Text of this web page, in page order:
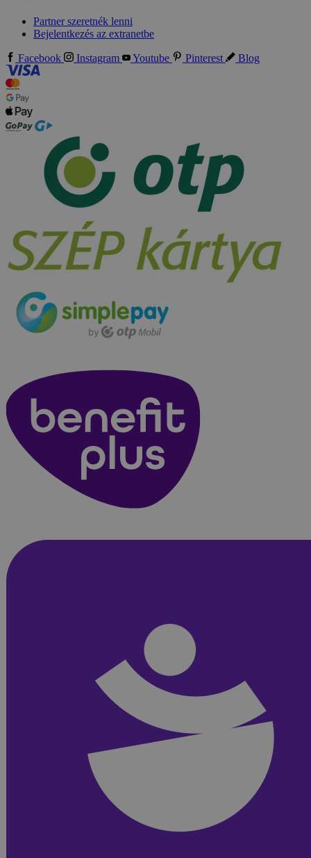
Partner szeretnék lenni
Bejelentkezés az extranetbe
Facebook Instagram Youtube Pinterest Blog